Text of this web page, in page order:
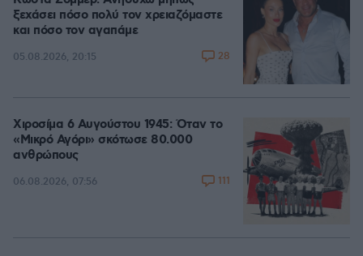
ξεχάσει πόσο πολύ τον χρειαζόμαστε
και πόσο τον αγαπάμε
05.08.2026, 20:15 28
Χιροσίμα 6 Αυγούστου 1945: Όταν το
«Μικρό Αγόρι» σκότωσε 80.000
ανθρώπους
06.08.2026, 07:56 111